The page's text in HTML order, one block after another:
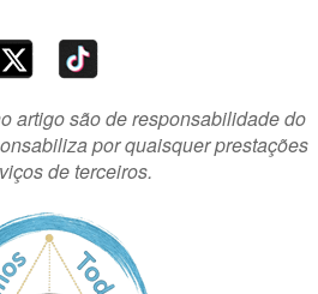
artigo são de responsabilidade do
por quaisquer prestações
de terceiros.